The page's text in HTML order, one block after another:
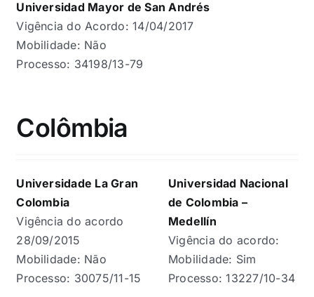
Universidad Mayor de San Andrés
Vigência do Acordo: 14/04/2017
Mobilidade: Não
Processo: 34198/13-79
Colômbia
Universidade La Gran
Colombia
Vigência do acordo
28/09/2015
Mobilidade: Não
Processo: 30075/11-15
Universidad Nacional
de Colombia –
Medellín
Vigência do acordo:
Mobilidade: Sim
Processo: 13227/10-34